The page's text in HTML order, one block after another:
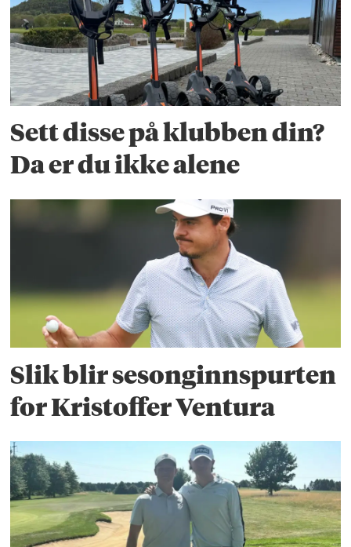
Sett disse på klubben din?
Da er du ikke alene
Slik blir sesonginnspurten
for Kristoffer Ventura